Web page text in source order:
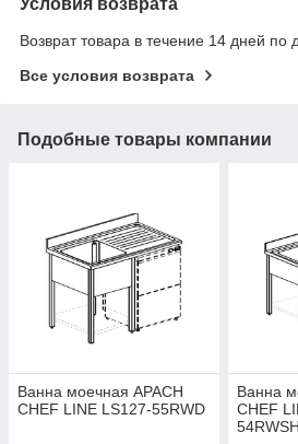
Возврат товара в течение 14 дней по
Все условия возврата
Подобные товары компании
Ванна моечная APACH
CHEF LINE LS127-55RWD
Ванна
CHEF
54RWSH